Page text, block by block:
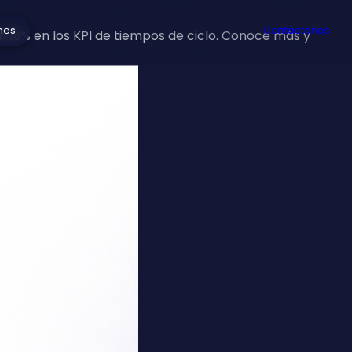
Contáctanos
en los KPI de tiempos de ciclo. Conoce más y